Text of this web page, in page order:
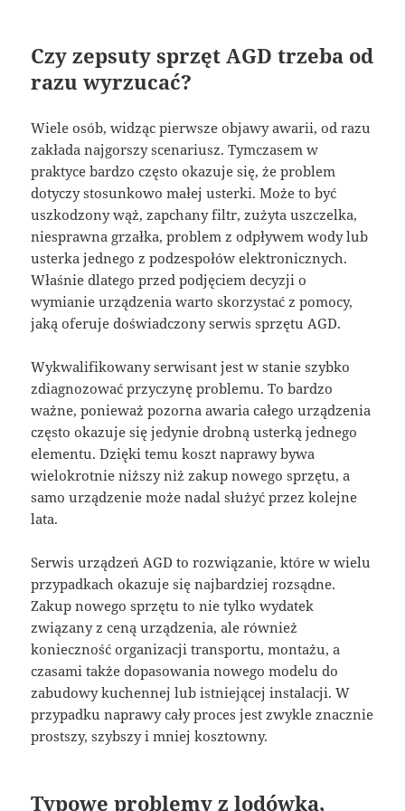
Czy zepsuty sprzęt AGD trzeba od
razu wyrzucać?
Wiele osób, widząc pierwsze objawy awarii, od razu
zakłada najgorszy scenariusz. Tymczasem w
praktyce bardzo często okazuje się, że problem
dotyczy stosunkowo małej usterki. Może to być
uszkodzony wąż, zapchany filtr, zużyta uszczelka,
niesprawna grzałka, problem z odpływem wody lub
usterka jednego z podzespołów elektronicznych.
Właśnie dlatego przed podjęciem decyzji o
wymianie urządzenia warto skorzystać z pomocy,
jaką oferuje doświadczony serwis sprzętu AGD.
Wykwalifikowany serwisant jest w stanie szybko
zdiagnozować przyczynę problemu. To bardzo
ważne, ponieważ pozorna awaria całego urządzenia
często okazuje się jedynie drobną usterką jednego
elementu. Dzięki temu koszt naprawy bywa
wielokrotnie niższy niż zakup nowego sprzętu, a
samo urządzenie może nadal służyć przez kolejne
lata.
Serwis urządzeń AGD to rozwiązanie, które w wielu
przypadkach okazuje się najbardziej rozsądne.
Zakup nowego sprzętu to nie tylko wydatek
związany z ceną urządzenia, ale również
konieczność organizacji transportu, montażu, a
czasami także dopasowania nowego modelu do
zabudowy kuchennej lub istniejącej instalacji. W
przypadku naprawy cały proces jest zwykle znacznie
prostszy, szybszy i mniej kosztowny.
Typowe problemy z lodówką,